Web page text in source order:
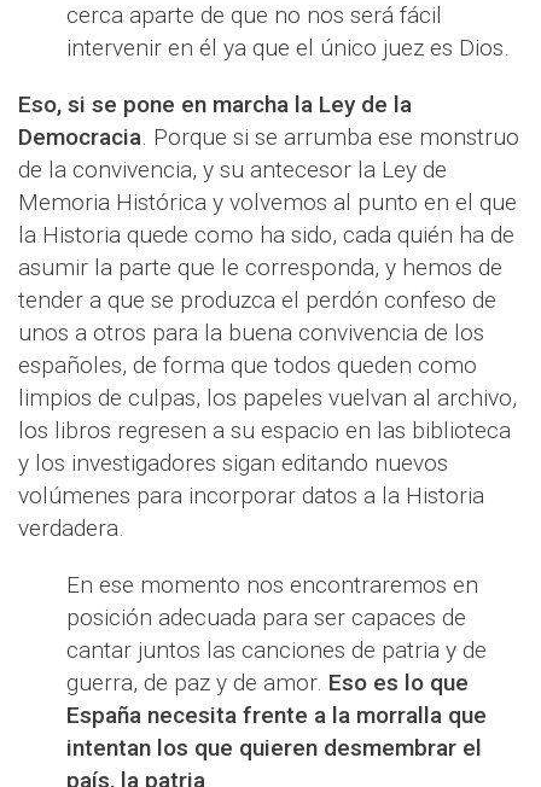
cerca aparte de que no nos será fácil
intervenir en él ya que el único juez es Dios.
Eso, si se pone en marcha la Ley de la
Democracia. Porque si se arrumba ese monstruo
de la convivencia, y su antecesor la Ley de
Memoria Histórica y volvemos al punto en el que
la Historia quede como ha sido, cada quién ha de
asumir la parte que le corresponda, y hemos de
tender a que se produzca el perdón confeso de
unos a otros para la buena convivencia de los
españoles, de forma que todos queden como
limpios de culpas, los papeles vuelvan al archivo,
los libros regresen a su espacio en las biblioteca
y los investigadores sigan editando nuevos
volúmenes para incorporar datos a la Historia
verdadera.
En ese momento nos encontraremos en
posición adecuada para ser capaces de
cantar juntos las canciones de patria y de
guerra, de paz y de amor. Eso es lo que
España necesita frente a la morralla que
intentan los que quieren desmembrar el
país, la patria